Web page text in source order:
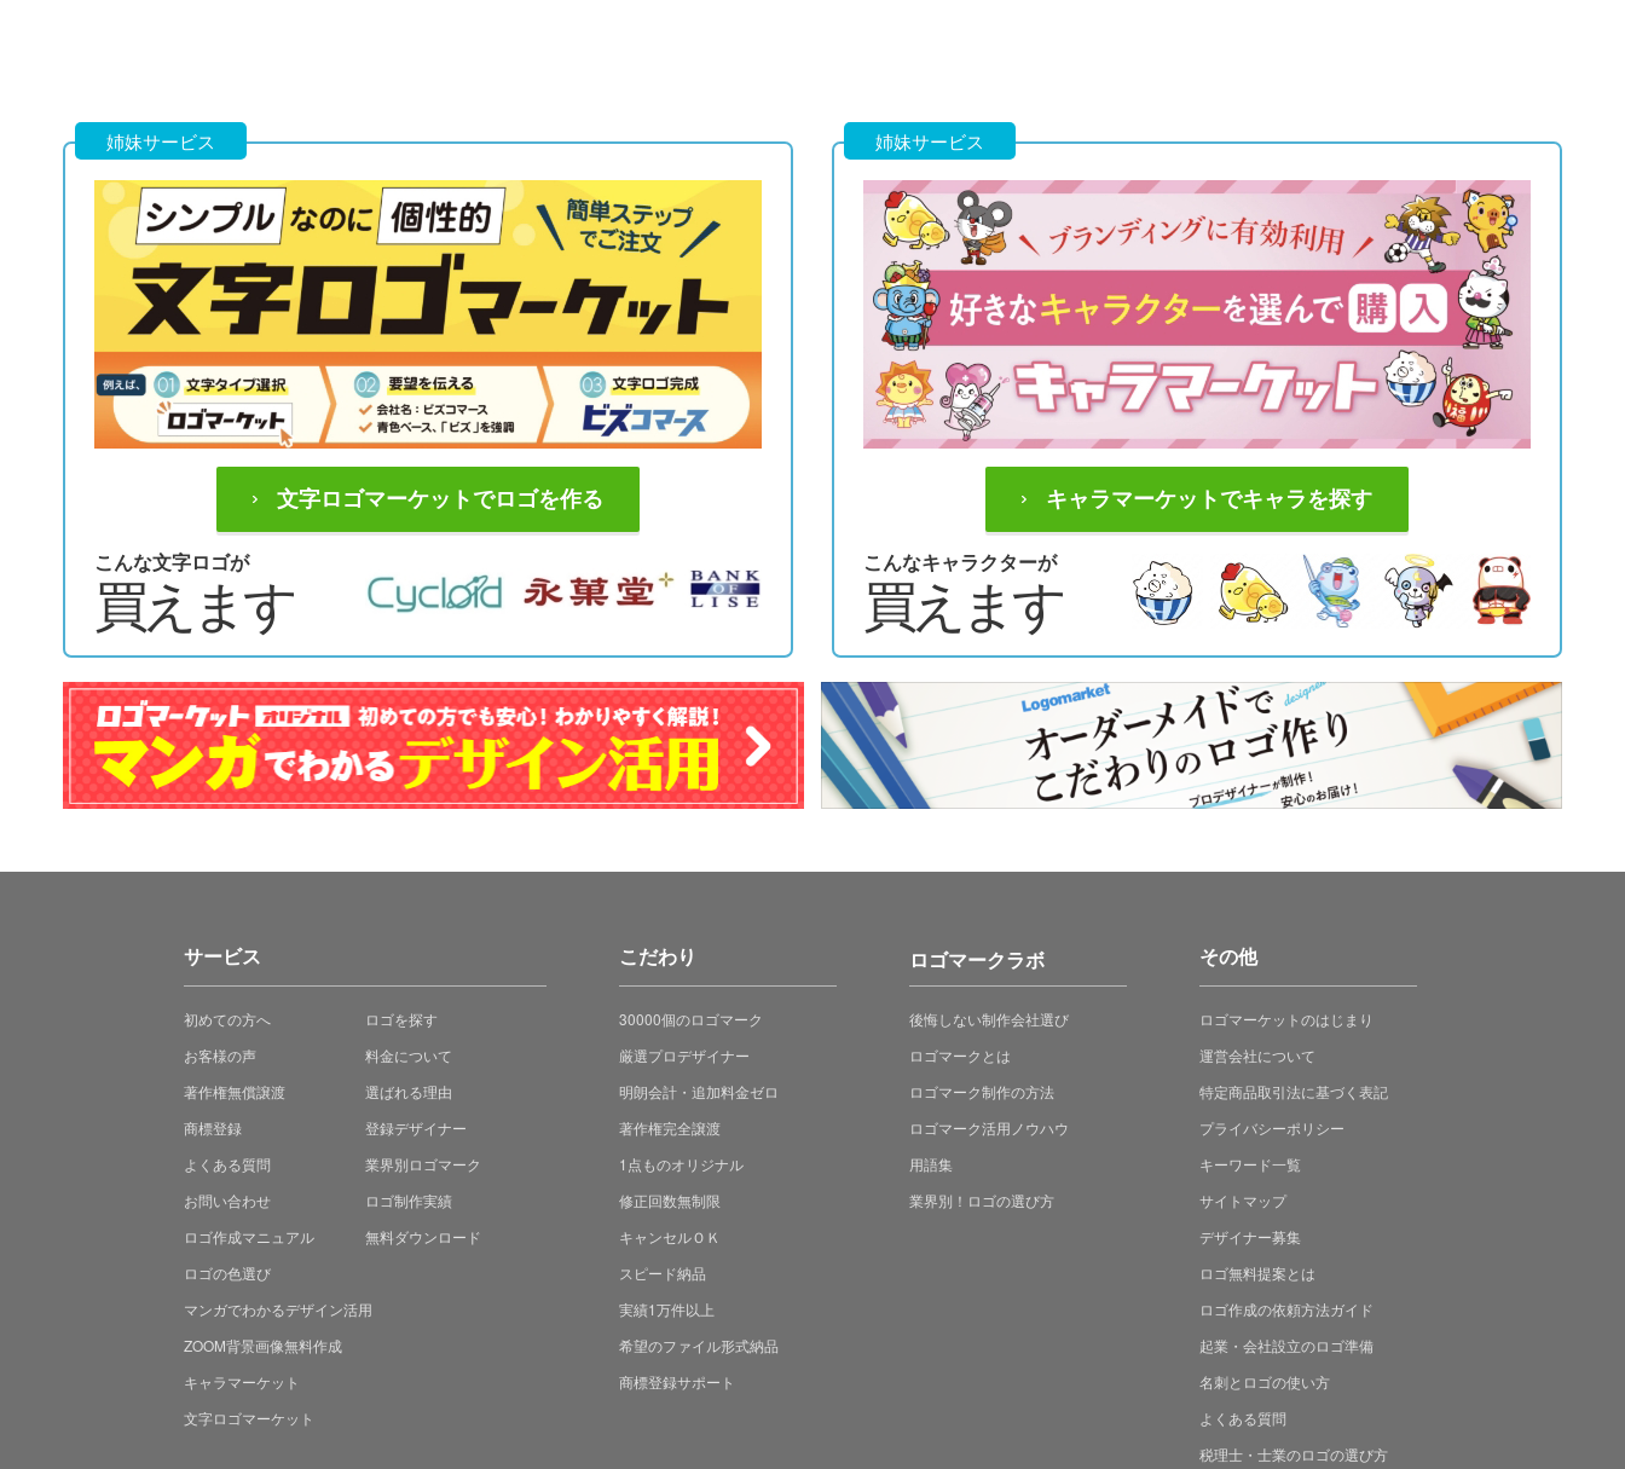
姉妹サービス
文字ロゴマーケットでロゴを作る
こんな文字ロゴが
買えます
姉妹サービス
キャラマーケットでキャラを探す
こんなキャラクターが
買えます
サービス
初めての方へ
ロゴを探す
お客様の声
料金について
著作権無償譲渡
選ばれる理由
商標登録
登録デザイナー
よくある質問
業界別ロゴマーク
お問い合わせ
ロゴ制作実績
ロゴ作成マニュアル
無料ダウンロード
ロゴの色選び
マンガでわかるデザイン活用
ZOOM背景画像無料作成
キャラマーケット
文字ロゴマーケット
こだわり
30000個のロゴマーク
厳選プロデザイナー
明朗会計・追加料金ゼロ
著作権完全譲渡
1点ものオリジナル
修正回数無制限
キャンセルＯＫ
スピード納品
実績1万件以上
希望のファイル形式納品
商標登録サポート
ロゴマークラボ
後悔しない制作会社選び
ロゴマークとは
ロゴマーク制作の方法
ロゴマーク活用ノウハウ
用語集
業界別！ロゴの選び方
その他
ロゴマーケットのはじまり
運営会社について
特定商品取引法に基づく表記
プライバシーポリシー
キーワード一覧
サイトマップ
デザイナー募集
ロゴ無料提案とは
ロゴ作成の依頼方法ガイド
起業・会社設立のロゴ準備
名刺とロゴの使い方
よくある質問
税理士・士業のロゴの選び方